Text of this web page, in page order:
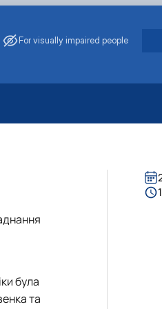
For visually impaired people
Saving
of Eco-Safe and Organic
була
та